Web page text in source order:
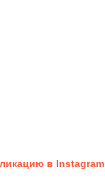
в Instagram